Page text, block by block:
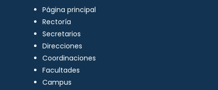
Página principal
Rectoría
Secretarios
Direcciones
Coordinaciones
Facultades
Campus